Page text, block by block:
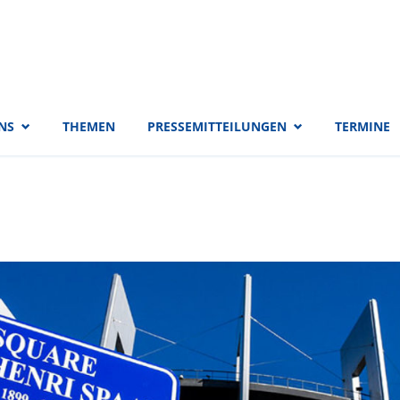
THEMEN PRESSEMITTEILUNGEN TERMINE